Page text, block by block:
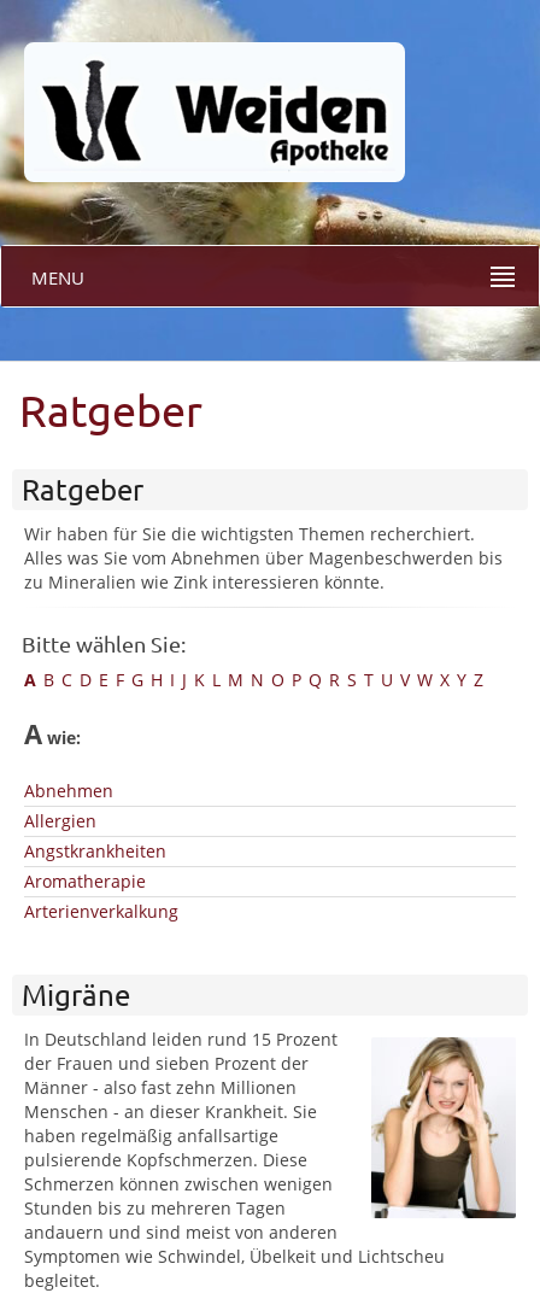
MENU
Ratgeber
Ratgeber
Wir haben für Sie die wichtigsten Themen recherchiert.
Alles was Sie vom Abnehmen über Magenbeschwerden bis
zu Mineralien wie Zink interessieren könnte.
Bitte wählen Sie:
A B C D E F G H I J K L M N O P Q R S T U V W X Y Z
A wie:
Abnehmen
Allergien
Angstkrankheiten
Aromatherapie
Arterienverkalkung
Migräne
In Deutschland leiden rund 15 Prozent
der Frauen und sieben Prozent der
Männer - also fast zehn Millionen
Menschen - an dieser Krankheit. Sie
haben regelmäßig anfallsartige
pulsierende Kopfschmerzen. Diese
Schmerzen können zwischen wenigen
Stunden bis zu mehreren Tagen
andauern und sind meist von anderen
Symptomen wie Schwindel, Übelkeit und Lichtscheu
begleitet.